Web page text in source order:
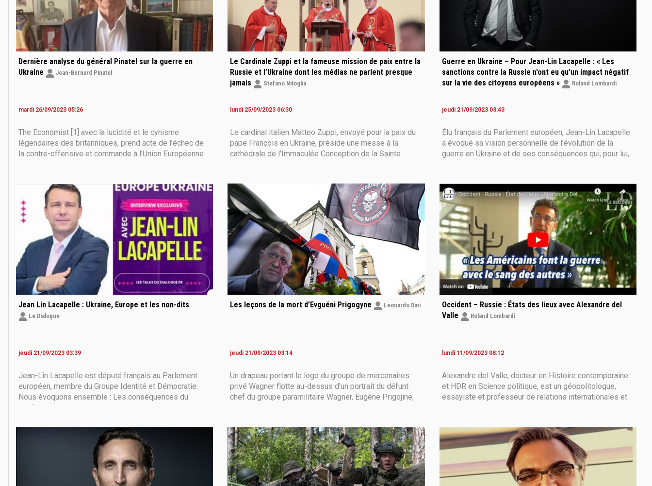
Dernière analyse du général Pinatel sur la guerre en
Ukraine
Jean-Bernard Pinatel
mardi 26/09/2023 05:26
The Economist [1] avec la lucidité et le cynisme
légendaires des britanniques, prend acte de l’échec de
la contre-offensive et commande à l’Union Européenne
James Wilson et détenu
Le Cardinale Zuppi et la fameuse mission de paix entre la
Russie et l’Ukraine dont les médias ne parlent presque
jamais
Stefano Nitoglia
lundi 25/09/2023 06:30
Le cardinal italien Matteo Zuppi, envoyé pour la paix du
pape François en Ukraine, préside une messe à la
cathédrale de l'Immaculée Conception de la Sainte
Stefano Nitoglia, spécialiste des questions
Guerre en Ukraine – Pour Jean-Lin Lacapelle : « Les
sanctions contre la Russie n'ont eu qu'un impact négatif
sur la vie des citoyens européens »
Roland Lombardi
jeudi 21/09/2023 03:43
Élu français du Parlement européen, Jean-Lin Lacapelle
a évoqué sa vision personnelle de l'évolution de la
guerre en Ukraine et de ses conséquences qui, pour lui,
Européens ont déjà ressenti les
Jean Lin Lacapelle : Ukraine, Europe et les non-dits
Le Dialogue
jeudi 21/09/2023 03:39
Jean-Lin Lacapelle est député français au Parlement
européen, membre du Groupe Identité et Démocratie.
Nous évoquons ensemble : Les conséquences du
conflit pour la France et l'Europe La politique de
des États-Unis en Europe L' efficacité
Les leçons de la mort d’Evguéni Prigogyne Leonardo Dini
jeudi 21/09/2023 03:14
Un drapeau portant le logo du groupe de mercenaires
privé Wagner flotte au-dessus d'un portrait du défunt
chef du groupe paramilitaire Wagner, Eugène Prigojine,
Wagner, à la suite un accident
Occident – Russie : États des lieux avec Alexandre del
Valle
Roland Lombardi
lundi 11/09/2023 08:12
Alexandre del Valle, docteur en Histoire contemporaine
et HDR en Science politique, est un géopolitologue,
essayiste et professeur de relations internationales et
nationale et consultant politique